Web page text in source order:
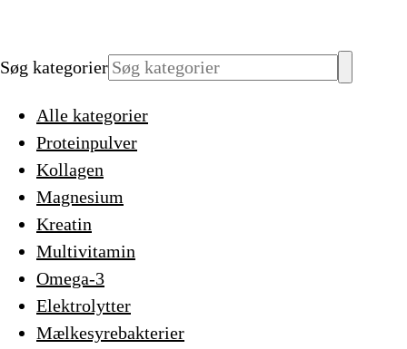
Søg kategorier
Alle kategorier
Proteinpulver
Kollagen
Magnesium
Kreatin
Multivitamin
Omega-3
Elektrolytter
Mælkesyrebakterier